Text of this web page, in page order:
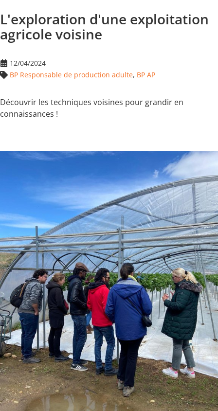
L'exploration d'une exploitation
agricole voisine
12/04/2024
BP Responsable de production adulte, BP AP
Découvrir les techniques voisines pour grandir en
connaissances !